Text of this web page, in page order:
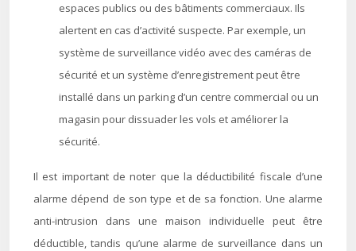
espaces publics ou des bâtiments commerciaux. Ils
alertent en cas d’activité suspecte. Par exemple, un
système de surveillance vidéo avec des caméras de
sécurité et un système d’enregistrement peut être
installé dans un parking d’un centre commercial ou un
magasin pour dissuader les vols et améliorer la
sécurité.
Il est important de noter que la déductibilité fiscale d’une
alarme dépend de son type et de sa fonction. Une alarme
anti-intrusion dans une maison individuelle peut être
déductible, tandis qu’une alarme de surveillance dans un